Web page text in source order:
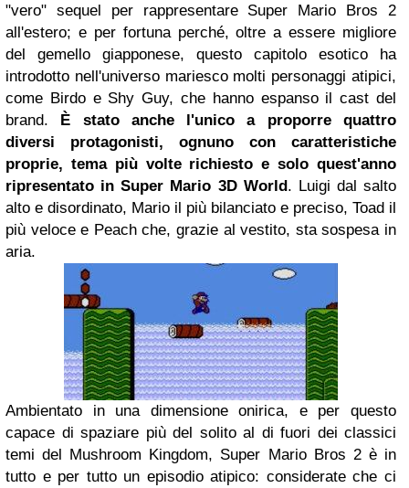
"vero" sequel per rappresentare Super Mario Bros 2
all'estero; e per fortuna perché, oltre a essere migliore
del gemello giapponese, questo capitolo esotico ha
introdotto nell'universo mariesco molti personaggi atipici,
come Birdo e Shy Guy, che hanno espanso il cast del
brand. È stato anche l'unico a proporre quattro
diversi protagonisti, ognuno con caratteristiche
proprie, tema più volte richiesto e solo quest'anno
ripresentato in Super Mario 3D World. Luigi dal salto
alto e disordinato, Mario il più bilanciato e preciso, Toad il
più veloce e Peach che, grazie al vestito, sta sospesa in
aria.
Ambientato in una dimensione onirica, e per questo
capace di spaziare più del solito al di fuori dei classici
temi del Mushroom Kingdom, Super Mario Bros 2 è in
tutto e per tutto un episodio atipico: considerate che ci